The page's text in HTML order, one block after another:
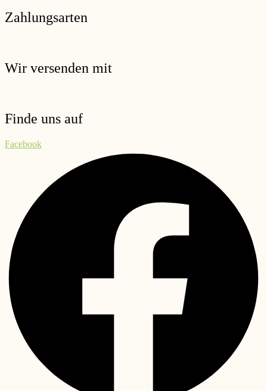
Zahlungsarten
Wir versenden mit
Finde uns auf
Facebook